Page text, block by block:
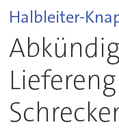
Halbleiter-